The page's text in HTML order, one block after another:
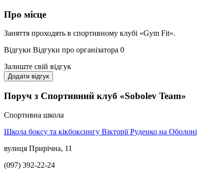
Про місце
Заняття проходять в спортивному клубі «Gym Fit».
Відгуки Відгуки про організатора 0
Залиште свій відгук
Додати відгук
Поруч з Спортивний клуб «Sobolev Team»
Спортивна школа
Школа боксу та кікбоксингу Вікторії Руденко на Оболоні
вулиця Прирічна, 11
(097) 392-22-24